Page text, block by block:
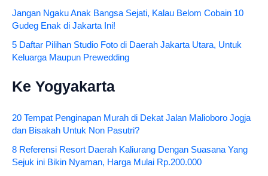
Jangan Ngaku Anak Bangsa Sejati, Kalau Belom Cobain 10
Gudeg Enak di Jakarta Ini!
5 Daftar Pilihan Studio Foto di Daerah Jakarta Utara, Untuk
Keluarga Maupun Prewedding
Ke Yogyakarta
20 Tempat Penginapan Murah di Dekat Jalan Malioboro Jogja
dan Bisakah Untuk Non Pasutri?
8 Referensi Resort Daerah Kaliurang Dengan Suasana Yang
Sejuk ini Bikin Nyaman, Harga Mulai Rp.200.000